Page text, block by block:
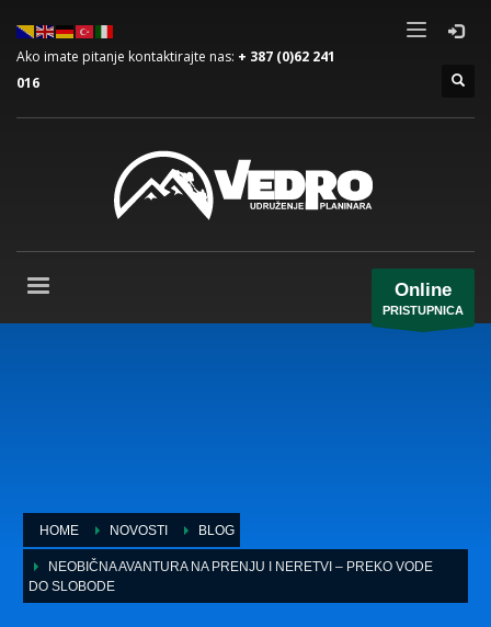
Ako imate pitanje kontaktirajte nas: + 387 (0)62 241
016
Online
PRISTUPNICA
HOME NOVOSTI BLOG
NEOBIČNA AVANTURA NA PRENJU I NERETVI – PREKO VODE
DO SLOBODE